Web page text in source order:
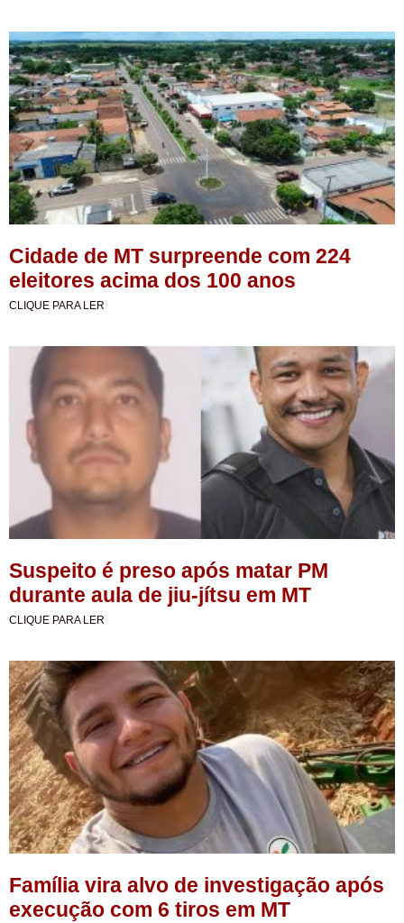
Cidade de MT surpreende com 224
eleitores acima dos 100 anos
CLIQUE PARA LER
Suspeito é preso após matar PM
durante aula de jiu-jítsu em MT
CLIQUE PARA LER
Família vira alvo de investigação após
execução com 6 tiros em MT